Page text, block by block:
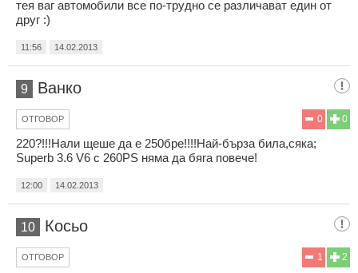
тея ваг автомобили все по-трудно се различават един от
друг :)
11:56 14.02.2013
9 Ванко
0
0
ОТГОВОР
220?!!!Нали щеше да е 250бре!!!!Най-бърза била,сяка;
Superb 3.6 V6 с 260PS няма да бяга повече!
12:00 14.02.2013
10 Косьо
2
1
ОТГОВОР